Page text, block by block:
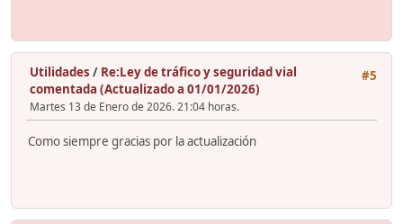
#5
Utilidades / Re:Ley de tráfico y seguridad vial
comentada (Actualizado a 01/01/2026)
Martes 13 de Enero de 2026. 21:04 horas.
Como siempre gracias por la actualización